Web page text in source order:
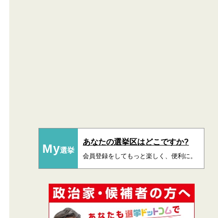
My選挙
あなたの選挙区はどこですか?
会員登録をしてもっと楽しく、便利に。